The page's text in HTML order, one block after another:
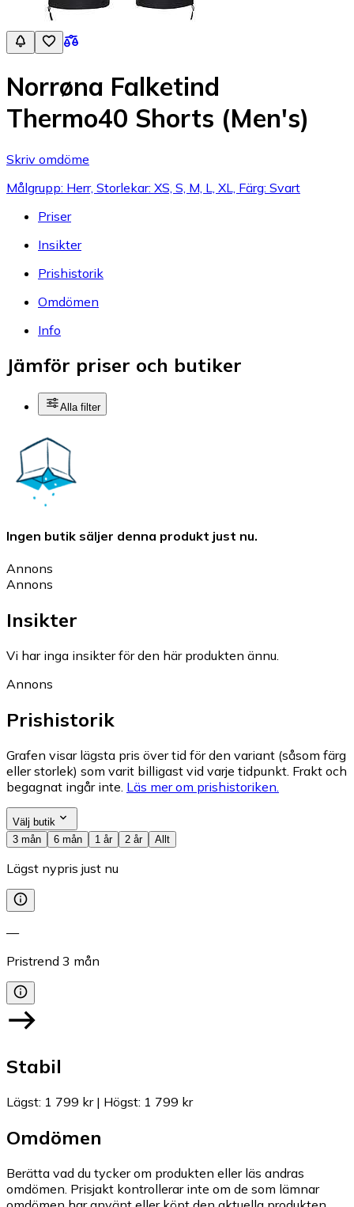
Norrøna Falketind
Thermo40 Shorts (Men's)
Skriv omdöme
Målgrupp: Herr, Storlekar: XS, S, M, L, XL, Färg: Svart
Priser
Insikter
Prishistorik
Omdömen
Info
Jämför priser och butiker
Alla filter
Ingen butik säljer denna produkt just nu.
Annons
Annons
Insikter
Vi har inga insikter för den här produkten ännu.
Annons
Prishistorik
Grafen visar lägsta pris över tid för den variant (såsom färg
eller storlek) som varit billigast vid varje tidpunkt. Frakt och
begagnat ingår inte. Läs mer om prishistoriken.
Välj butik
3 mån
6 mån 1 år 2 år Allt
Lägst nypris just nu
—
Pristrend 3 mån
Stabil
Lägst: 1 799 kr| Högst: 1 799 kr
Omdömen
Berätta vad du tycker om produkten eller läs andras
omdömen. Prisjakt kontrollerar inte om de som lämnar